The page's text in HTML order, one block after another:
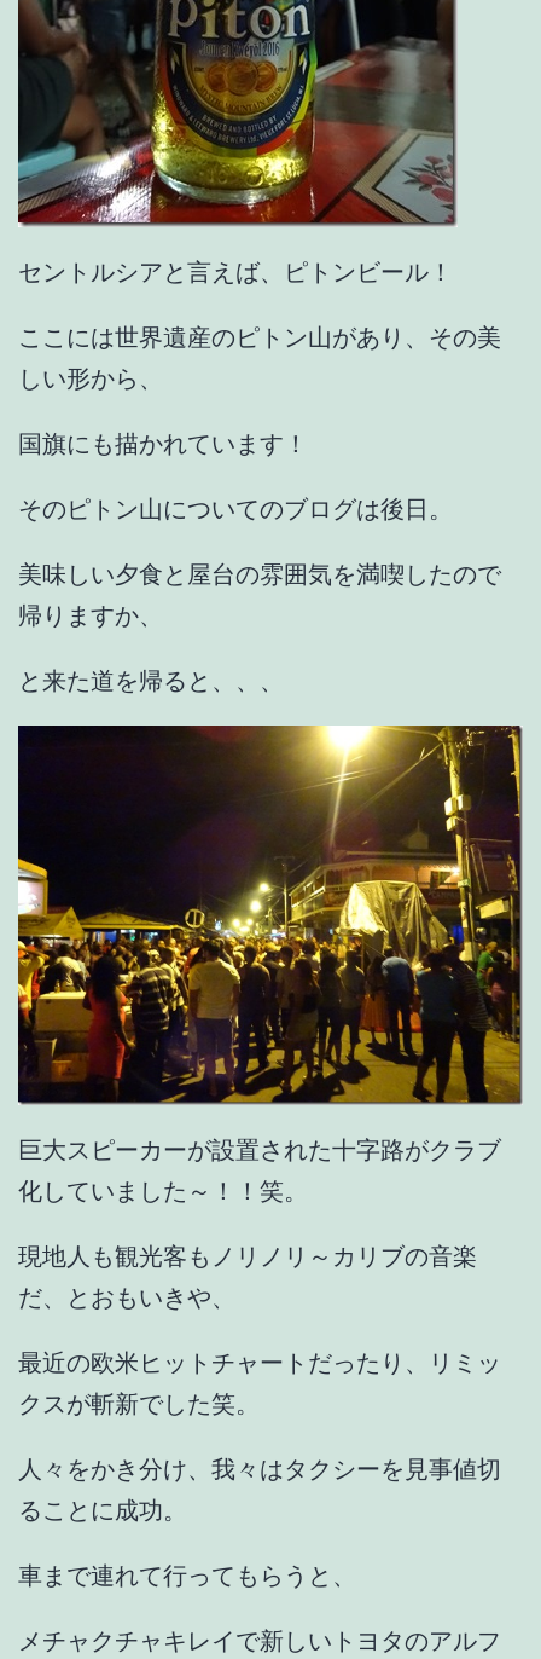
セントルシアと言えば、ピトンビール！
ここには世界遺産のピトン山があり、その美
しい形から、
国旗にも描かれています！
そのピトン山についてのブログは後日。
美味しい夕食と屋台の雰囲気を満喫したので
帰りますか、
と来た道を帰ると、、、
巨大スピーカーが設置された十字路がクラブ
化していました～！！笑。
現地人も観光客もノリノリ～カリブの音楽
だ、とおもいきや、
最近の欧米ヒットチャートだったり、リミッ
クスが斬新でした笑。
人々をかき分け、我々はタクシーを見事値切
ることに成功。
車まで連れて行ってもらうと、
メチャクチャキレイで新しいトヨタのアルフ